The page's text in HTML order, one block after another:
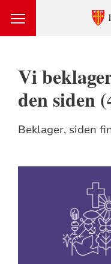
Vi
den siden
Beklager, siden